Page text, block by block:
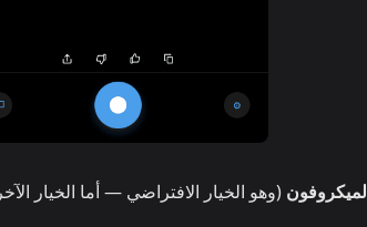
(وهو الخيار الافتراضي — أما الخيار